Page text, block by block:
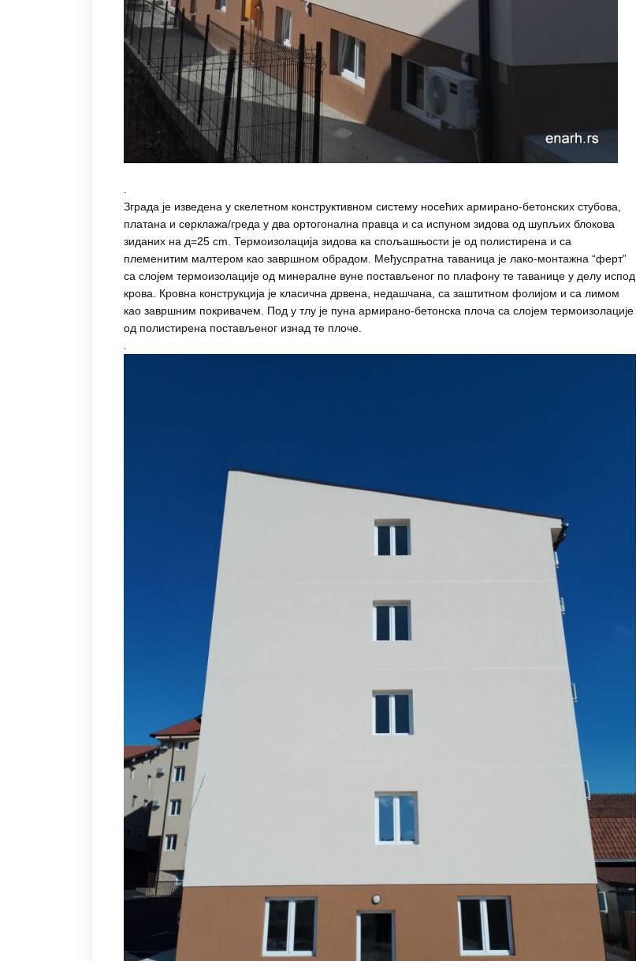
.
Зграда је изведена у скелетном конструктивном систему носећих армирано-бетонских стубова,
платана и серклажа/греда у два ортогонална правца и са испуном зидова од шупљих блокова
зиданих на д=25 cm. Термоизолација зидова ка спољашњости је од полистирена и са
племенитим малтером као завршном обрадом. Међуспратна таваница jе лако-монтажна “ферт”
са слојем термоизолације од минералне вуне постављеног по плафону те таванице у делу испод
крова. Кровна конструкција је класична дрвена, недашчана, са заштитном фолијом и са лимом
као завршним покривачем. Под у тлу је пуна армирано-бетонска плоча са слојем термоизолације
од полистирена постављеног изнад те плоче.
.